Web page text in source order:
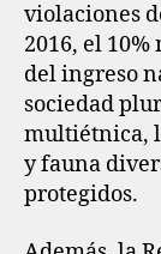
violaciones
2016, el
del ingreso
sociedad
multiétnica,
y fauna
protegidos.